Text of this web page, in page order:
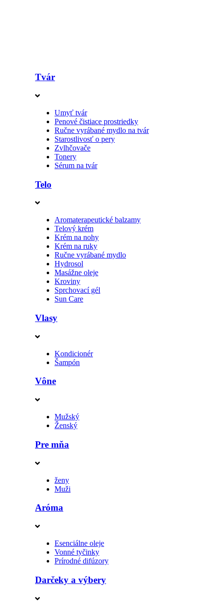
Tvár
Umyť tvár
Penové čistiace prostriedky
Ručne vyrábané mydlo na tvár
Starostlivosť o pery
Zvlhčovače
Tonery
Sérum na tvár
Telo
Aromaterapeutické balzamy
Telový krém
Krém na nohy
Krém na ruky
Ručne vyrábané mydlo
Hydrosol
Masážne oleje
Kroviny
Sprchovací gél
Sun Care
Vlasy
Kondicionér
Šampón
Vône
Mužský
Ženský
Pre mňa
ženy
Muži
Aróma
Esenciálne oleje
Vonné tyčinky
Prírodné difúzory
Darčeky a výbery